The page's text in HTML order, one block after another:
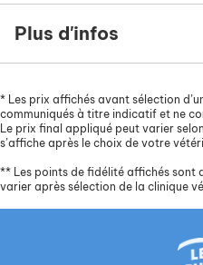
Plus d'infos
* Les prix affichés avant sélection
communiqués à titre indicatif et ne
Le prix final appliqué peut varier
s’affiche après le choix de votre
** Les points de fidélité affichés
varier après sélection de la clinique